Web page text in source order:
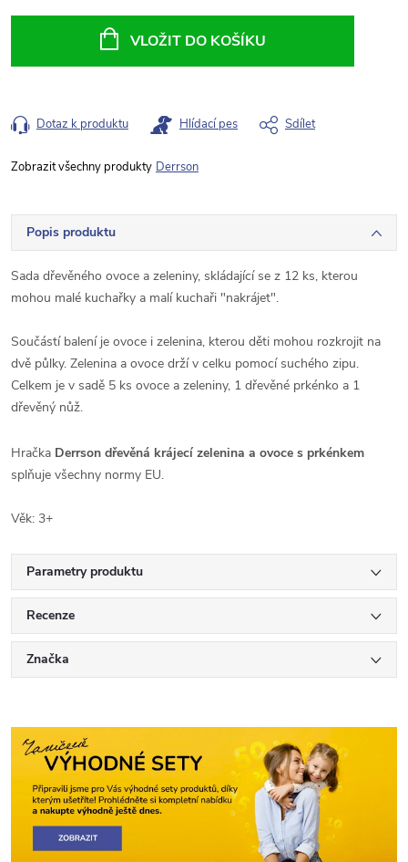
VLOŽIT DO KOŠÍKU
Dotaz k produktu Hlídací pes Sdílet
Derrson
Popis produktu
Sada dřevěného ovoce a zeleniny, skládající se z 12 ks, kterou
mohou malé kuchařky a malí kuchaři "nakrájet".
Součástí balení je ovoce i zelenina, kterou děti mohou rozkrojit na
dvě půlky. Zelenina a ovoce drží v celku pomocí suchého zipu.
Celkem je v sadě 5 ks ovoce a zeleniny, 1 dřevěné prkénko a 1
dřevěný nůž.
Hračka Derrson dřevěná krájecí zelenina a ovoce s prkénkem
splňuje všechny normy EU.
Věk: 3+
Parametry produktu
Recenze
Značka